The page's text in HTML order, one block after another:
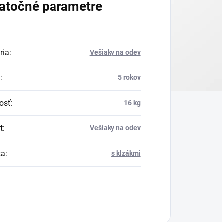
parametre
: Vešiaky na odev
: 5 rokov
: 16 kg
: Vešiaky na odev
: s klzákmi